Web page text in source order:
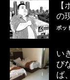
の
ポッ
い
び
ば